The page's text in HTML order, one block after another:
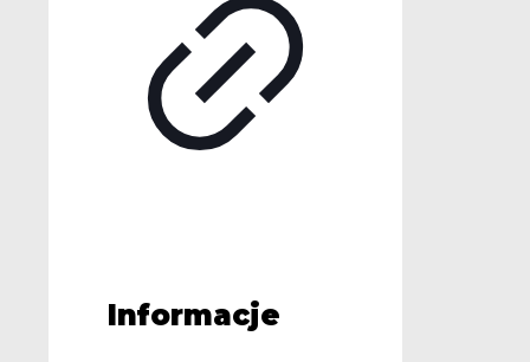
Informacje